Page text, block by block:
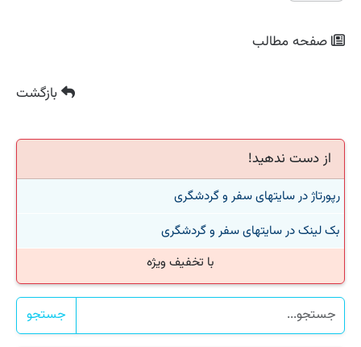
صفحه مطالب
بازگشت
از دست ندهید!
رپورتاژ در سایتهای سفر و گردشگری
بک لینک در سایتهای سفر و گردشگری
با تخفیف ویژه
جستجو